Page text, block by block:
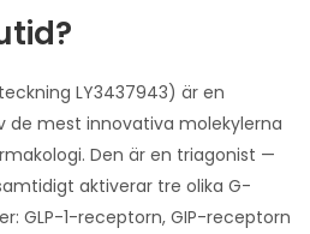
LY3437943) är en
de mest innovativa molekylerna
Den är en triagonist —
aktiverar tre olika G-
GLP-1-receptorn, GIP-receptorn